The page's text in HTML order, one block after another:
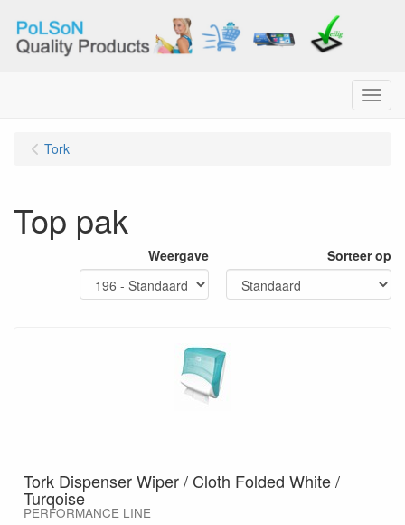
Menu
Tork
Top pak
Weergave Sorteer op
Tork Dispenser Wiper / Cloth Folded White /
Turqoise
PERFORMANCE LINE